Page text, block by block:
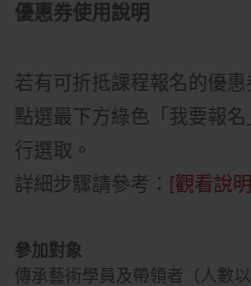
優惠券使用說明
若有可折抵課程報名的優惠
點選最下方綠色「我要報
行選取 。
詳細步驟請參考：
[觀看說明]
參加對象
傳承藝術學員及帶領者（人數以